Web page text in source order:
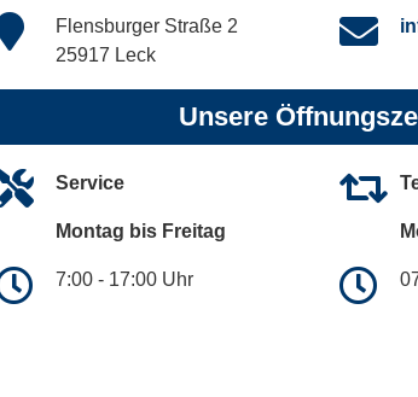
Flensburger Straße 2
25917 Leck
Unsere
Service
Montag bis Freitag
7:00 - 17:00 Uhr